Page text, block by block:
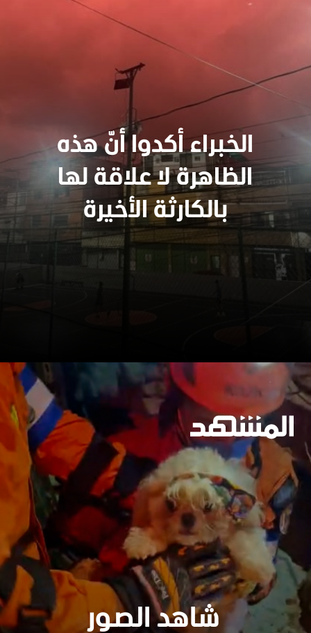
الخبراء أكدوا أنّ هذه
الظاهرة لا علاقة لها
بالكارثة الأخيرة
سنجدهــم كلهـم
وسيعاقبون جميعا
شاهد الصور